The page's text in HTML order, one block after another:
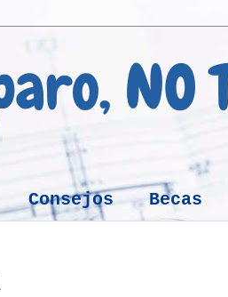
NO
Consejos Becas